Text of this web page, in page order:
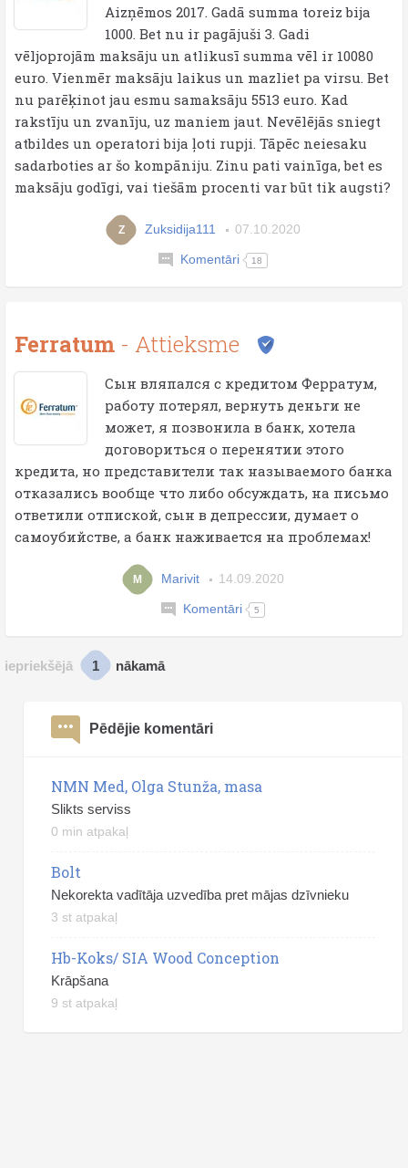
Aizņēmos 2017. Gadā summa toreiz bija
1000. Bet nu ir pagājuši 3. Gadi
vēljoprojām maksāju un atlikusī summa vēl ir 10080
euro. Vienmēr maksāju laikus un mazliet pa virsu. Bet
nu parēķinot jau esmu samaksāju 5513 euro. Kad
rakstīju un zvanīju, uz maniem jaut. Nevēlējās sniegt
atbildes un operatori bija ļoti rupji. Tāpēc neiesaku
sadarboties ar šo kompāniju. Zinu pati vainīga, bet es
maksāju godīgi, vai tiešām procenti var būt tik augsti?
Z Zuksidija111 07.10.2020
Komentāri 18
Ferratum - Attieksme
Сын вляпался с кредитом Ферратум,
работу потерял, вернуть деньги не
может, я позвонила в банк, хотела
договориться о перенятии этого
кредита, но представители так называемого банка
отказались вообще что либо обсуждать, на письмо
ответили отпиской, сын в депрессии, думает о
самоубийстве, а банк наживается на проблемах!
M Marivit 14.09.2020
Komentāri 5
iepriekšējā 1 nākamā
Pēdējie komentāri
NMN Med, Olga Stunža, masa
Slikts serviss
0 min atpakaļ
Bolt
Nekorekta vadītāja uzvedība pret mājas dzīvnieku
3 st atpakaļ
Hb-Koks/ SIA Wood Conception
Krāpšana
9 st atpakaļ